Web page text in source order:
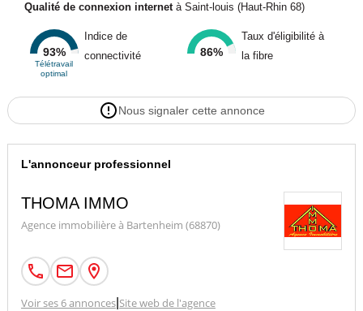
Qualité de connexion internetà Saint-louis (Haut-Rhin 68)
93%
Télétravail
optimal
Indice de
connectivité
86%
Taux d'éligibilité à
la fibre
Nous signaler cette annonce
L'annonceur professionnel
THOMA IMMO
Agence immobilière à Bartenheim (68870)
Voir ses 6 annonces| Site web de l'agence